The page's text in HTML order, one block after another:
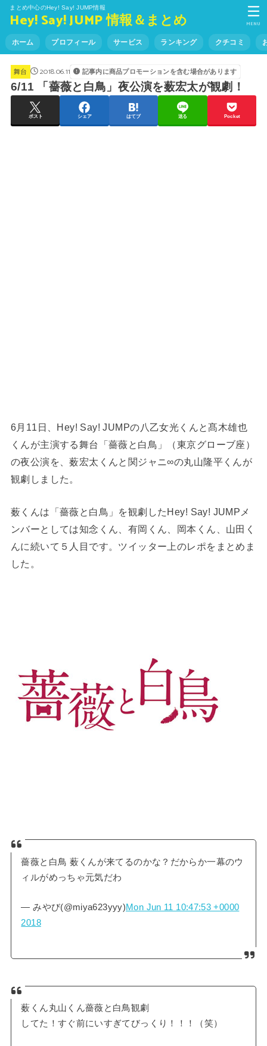
まとめ中心のHey! Say! JUMP情報
Hey! Say! JUMP 情報＆まとめ
ホーム プロフィール サービス ランキング クチコミ
MENU
舞台 2018.06.11 記事内に商品プロモーションを含む場合があります
6/11 「薔薇と白鳥」夜公演を薮宏太が観劇！
ポスト シェア はてブ 送る Pocket
6月11日、Hey! Say! JUMPの八乙女光くんと髙木雄也
くんが主演する舞台「薔薇と白鳥」（東京グローブ座）
の夜公演を、薮宏太くんと関ジャニ∞の丸山隆平くんが
観劇しました。
薮くんは「薔薇と白鳥」を観劇したHey! Say! JUMPメ
ンバーとしては知念くん、有岡くん、岡本くん、山田く
んに続いて５人目です。ツイッター上のレポをまとめま
した。
薔薇と白鳥 薮くんが来てるのかな？だからか一幕のウ
ィルがめっちゃ元気だわ
— みやび(@miya623yyy)Mon Jun 11 10:47:53 +0000
2018
薮くん丸山くん薔薇と白鳥観劇
してた！すぐ前にいすぎてびっくり！！！（笑）